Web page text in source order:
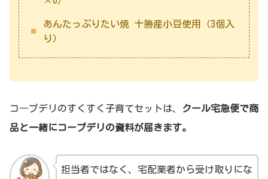
あんたっぷりたい焼 十勝産小豆使用（3個入
り）
コ―プデリのすくすく子育てセットは、
クール宅急便で商
品と一緒にコープデリの資料が届きます。
担当者ではなく、宅配業者から受け取りにな